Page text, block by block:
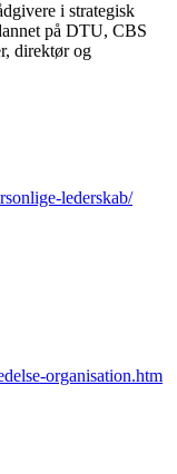
i strategisk
på DTU, CBS
direktør og
lederskab/
organisation.htm